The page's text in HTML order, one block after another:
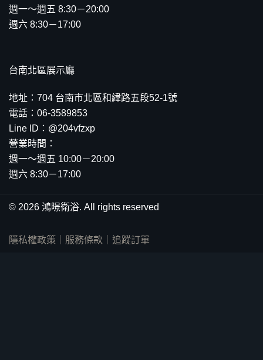
週一～週五 8:30－20:00
週六 8:30－17:00
台南北區展示廳
地址：704 台南市北區和緯路五段52-1號
電話：06-3589853
Line ID：@204vfzxp
營業時間：
週一～週五 10:00－20:00
週六 8:30－17:00
© 2026 鴻暻衛浴. All rights reserved
隱私權政策 服務條款 追蹤訂單